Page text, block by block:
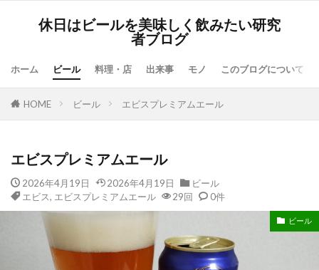
休日はビールを美味しく飲みたい研究
者ブログ
ホーム ビール 料理・店 出来事 モノ このブログについて
HOME ビール エビスプレミアムエール
エビスプレミアムエール
2026年4月19日 2026年4月19日
ビール
エビス, エビスプレミアムエール 29回 0件
ビール